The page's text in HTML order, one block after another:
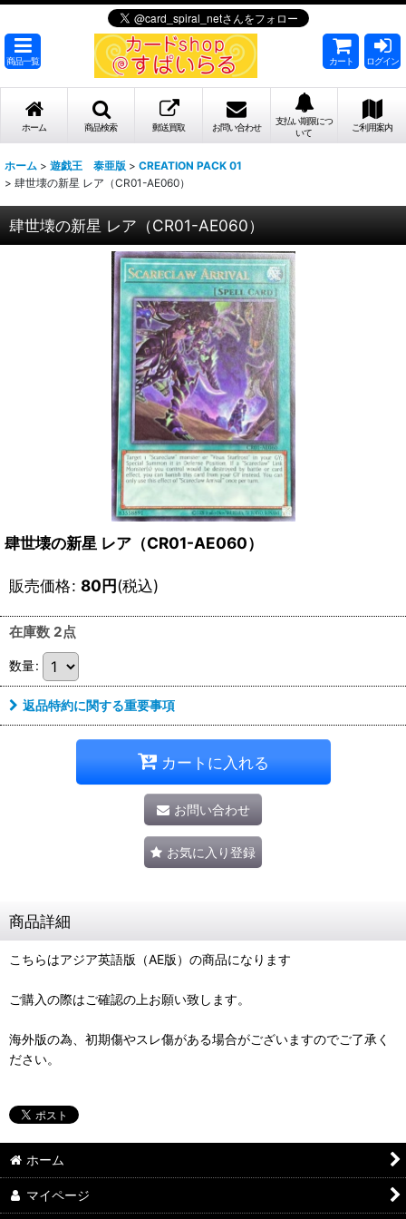
商品一覧 カート ログイン
ホーム 商品検索 郵送買取 お問い合わせ
支払い期限につ
いて
ご利用案内
ホーム > 遊戯王 泰亜版 > CREATION PACK 01
> 肆世壊の新星 レア（CR01-AE060）
肆世壊の新星 レア（CR01-AE060）
肆世壊の新星 レア（CR01-AE060）
販売価格: 80円(税込)
在庫数 2点
数量:
返品特約に関する重要事項
カートに入れる
お問い合わせ
お気に入り登録
商品詳細
こちらはアジア英語版（AE版）の商品になります
ご購入の際はご確認の上お願い致します。
海外版の為、初期傷やスレ傷がある場合がございますのでご了承く
ださい。
ホーム
マイページ